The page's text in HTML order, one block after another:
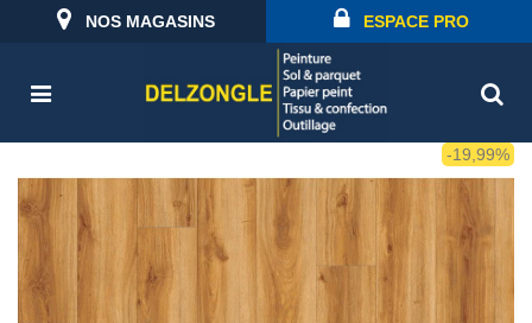
NOS MAGASINS ESPACE PRO
-19,99%